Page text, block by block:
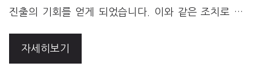
진출의 기회를 얻게 되었습니다. 이와 같은 조치로 …
자세히보기